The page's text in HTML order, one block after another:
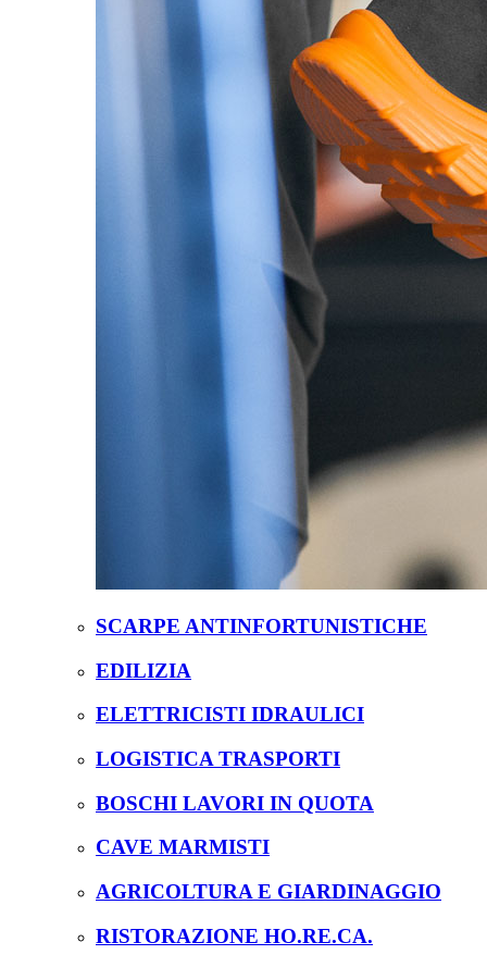
SCARPE ANTINFORTUNISTICHE
EDILIZIA
ELETTRICISTI IDRAULICI
LOGISTICA TRASPORTI
BOSCHI LAVORI IN QUOTA
CAVE MARMISTI
AGRICOLTURA E GIARDINAGGIO
RISTORAZIONE HO.RE.CA.